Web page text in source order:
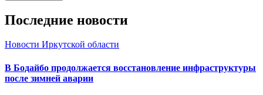
Последние новости
Новости Иркутской области
В Бодайбо продолжается восстановление инфраструктуры
после зимней аварии